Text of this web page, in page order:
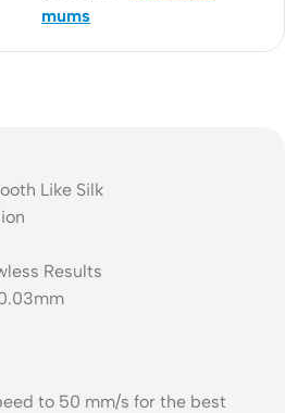
mums
Like Silk
Results
to 50 mm/s for the best